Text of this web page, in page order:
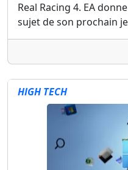
Real Racing 4. EA
sujet de son prochain
HIGH TECH